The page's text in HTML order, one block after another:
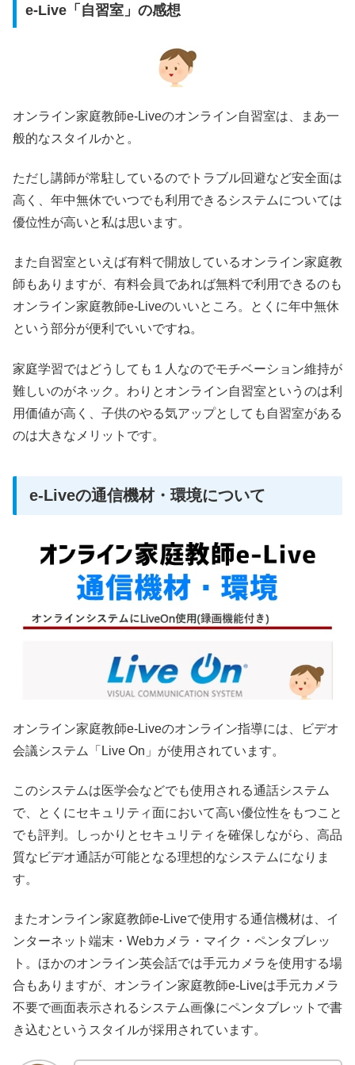
e-Live「自習室」の感想
オンライン家庭教師e-Liveのオンライン自習室は、まあ一
般的なスタイルかと。
ただし講師が常駐しているのでトラブル回避など安全面は
高く、年中無休でいつでも利用できるシステムについては
優位性が高いと私は思います。
また自習室といえば有料で開放しているオンライン家庭教
師もありますが、有料会員であれば無料で利用できるのも
オンライン家庭教師e-Liveのいいところ。とくに年中無休
という部分が便利でいいですね。
家庭学習ではどうしても１人なのでモチベーション維持が
難しいのがネック。わりとオンライン自習室というのは利
用価値が高く、子供のやる気アップとしても自習室がある
のは大きなメリットです。
e-Liveの通信機材・環境について
オンライン家庭教師e-Liveのオンライン指導には、ビデオ
会議システム「Live On」が使用されています。
このシステムは医学会などでも使用される通話システム
で、とくにセキュリティ面において高い優位性をもつこと
でも評判。しっかりとセキュリティを確保しながら、高品
質なビデオ通話が可能となる理想的なシステムになりま
す。
またオンライン家庭教師e-Liveで使用する通信機材は、イ
ンターネット端末・Webカメラ・マイク・ペンタブレッ
ト。ほかのオンライン英会話では手元カメラを使用する場
合もありますが、オンライン家庭教師e-Liveは手元カメラ
不要で画面表示されるシステム画像にペンタブレットで書
き込むというスタイルが採用されています。